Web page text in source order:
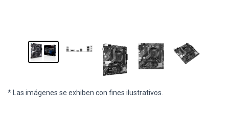
* Las imágenes se exhiben con fines ilustrativos.